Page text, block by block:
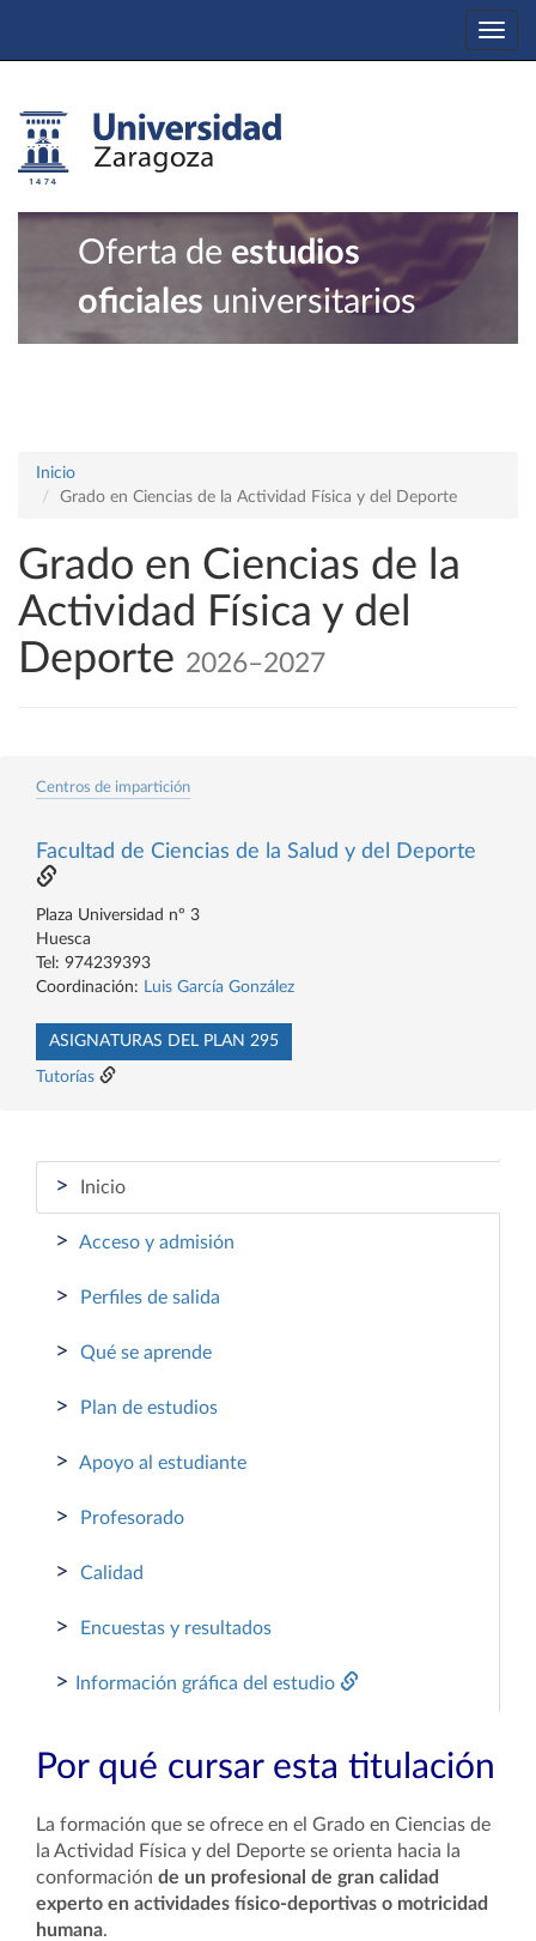
Oferta de estudios
oficiales universitarios
Inicio
Grado en Ciencias de la Actividad Física y del Deporte
Grado en Ciencias de la
Actividad Física y del
Deporte 2026–2027
Centros de impartición
Facultad de Ciencias de la Salud y del Deporte
Plaza Universidad nº 3
Huesca
Tel: 974239393
Coordinación: Luis García González
ASIGNATURAS DEL PLAN 295
Tutorías
> Inicio
> Acceso y admisión
> Perfiles de salida
> Qué se aprende
> Plan de estudios
> Apoyo al estudiante
> Profesorado
> Calidad
> Encuestas y resultados
> Información gráfica del estudio
Por qué cursar esta titulación
La formación que se ofrece en el Grado en Ciencias de
la Actividad Física y del Deporte se orienta hacia la
conformación de un profesional de gran calidad
experto en actividades físico-deportivas o motricidad
humana.